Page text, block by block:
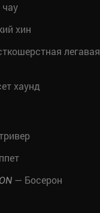
хин
легавая
хаунд
— Босерон